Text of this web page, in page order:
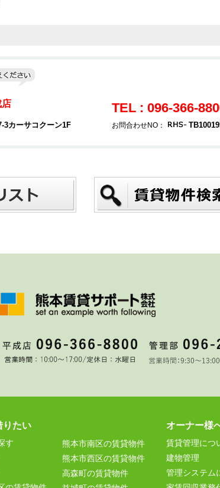
3カーサコクーン1F
TEL : 096-366-
お問合わせNO：
りたい
す
熊本市南区の賃貸物件
熊本市西区の賃貸物件
高森町の賃貸物件
オーナー様
賃貸管理につ
建物管理
管理システム